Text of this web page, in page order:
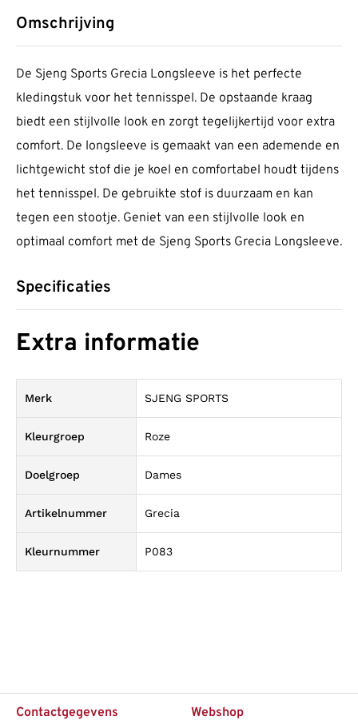
Omschrijving
De Sjeng Sports Grecia Longsleeve is het perfecte
kledingstuk voor het tennisspel. De opstaande kraag
biedt een stijlvolle look en zorgt tegelijkertijd voor extra
comfort. De longsleeve is gemaakt van een ademende en
lichtgewicht stof die je koel en comfortabel houdt tijdens
het tennisspel. De gebruikte stof is duurzaam en kan
tegen een stootje. Geniet van een stijlvolle look en
optimaal comfort met de Sjeng Sports Grecia Longsleeve.
Specificaties
Extra informatie
Merk SJENG SPORTS
Kleurgroep Roze
Doelgroep Dames
Artikelnummer Grecia
Kleurnummer P083
Contactgegevens Webshop